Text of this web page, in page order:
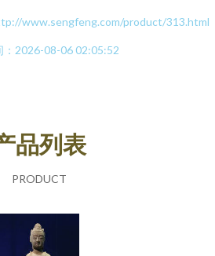
www.sengfeng.com/product/313.html
：2026-08-06 02:05:52
品列表
PRODUCT